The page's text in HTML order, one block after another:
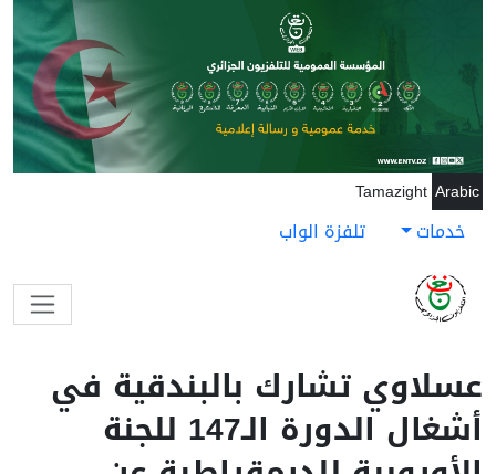
تجاوز إلى المحتوى الرئيسي
Arabic
Tamazight
خدمات تلفزة الواب
عسلاوي تشارك بالبندقية في
أشغال الدورة الـ147 للجنة